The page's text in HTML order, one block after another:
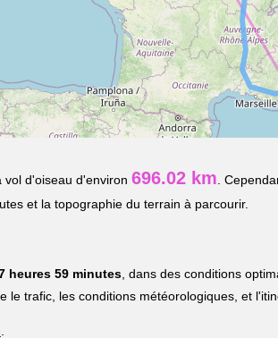
vol d'oiseau d'environ 696.02 km .
et la topographie du terrain à parcourir.
heures 59 minutes , dans des conditions
trafic, les conditions météorologiques, et